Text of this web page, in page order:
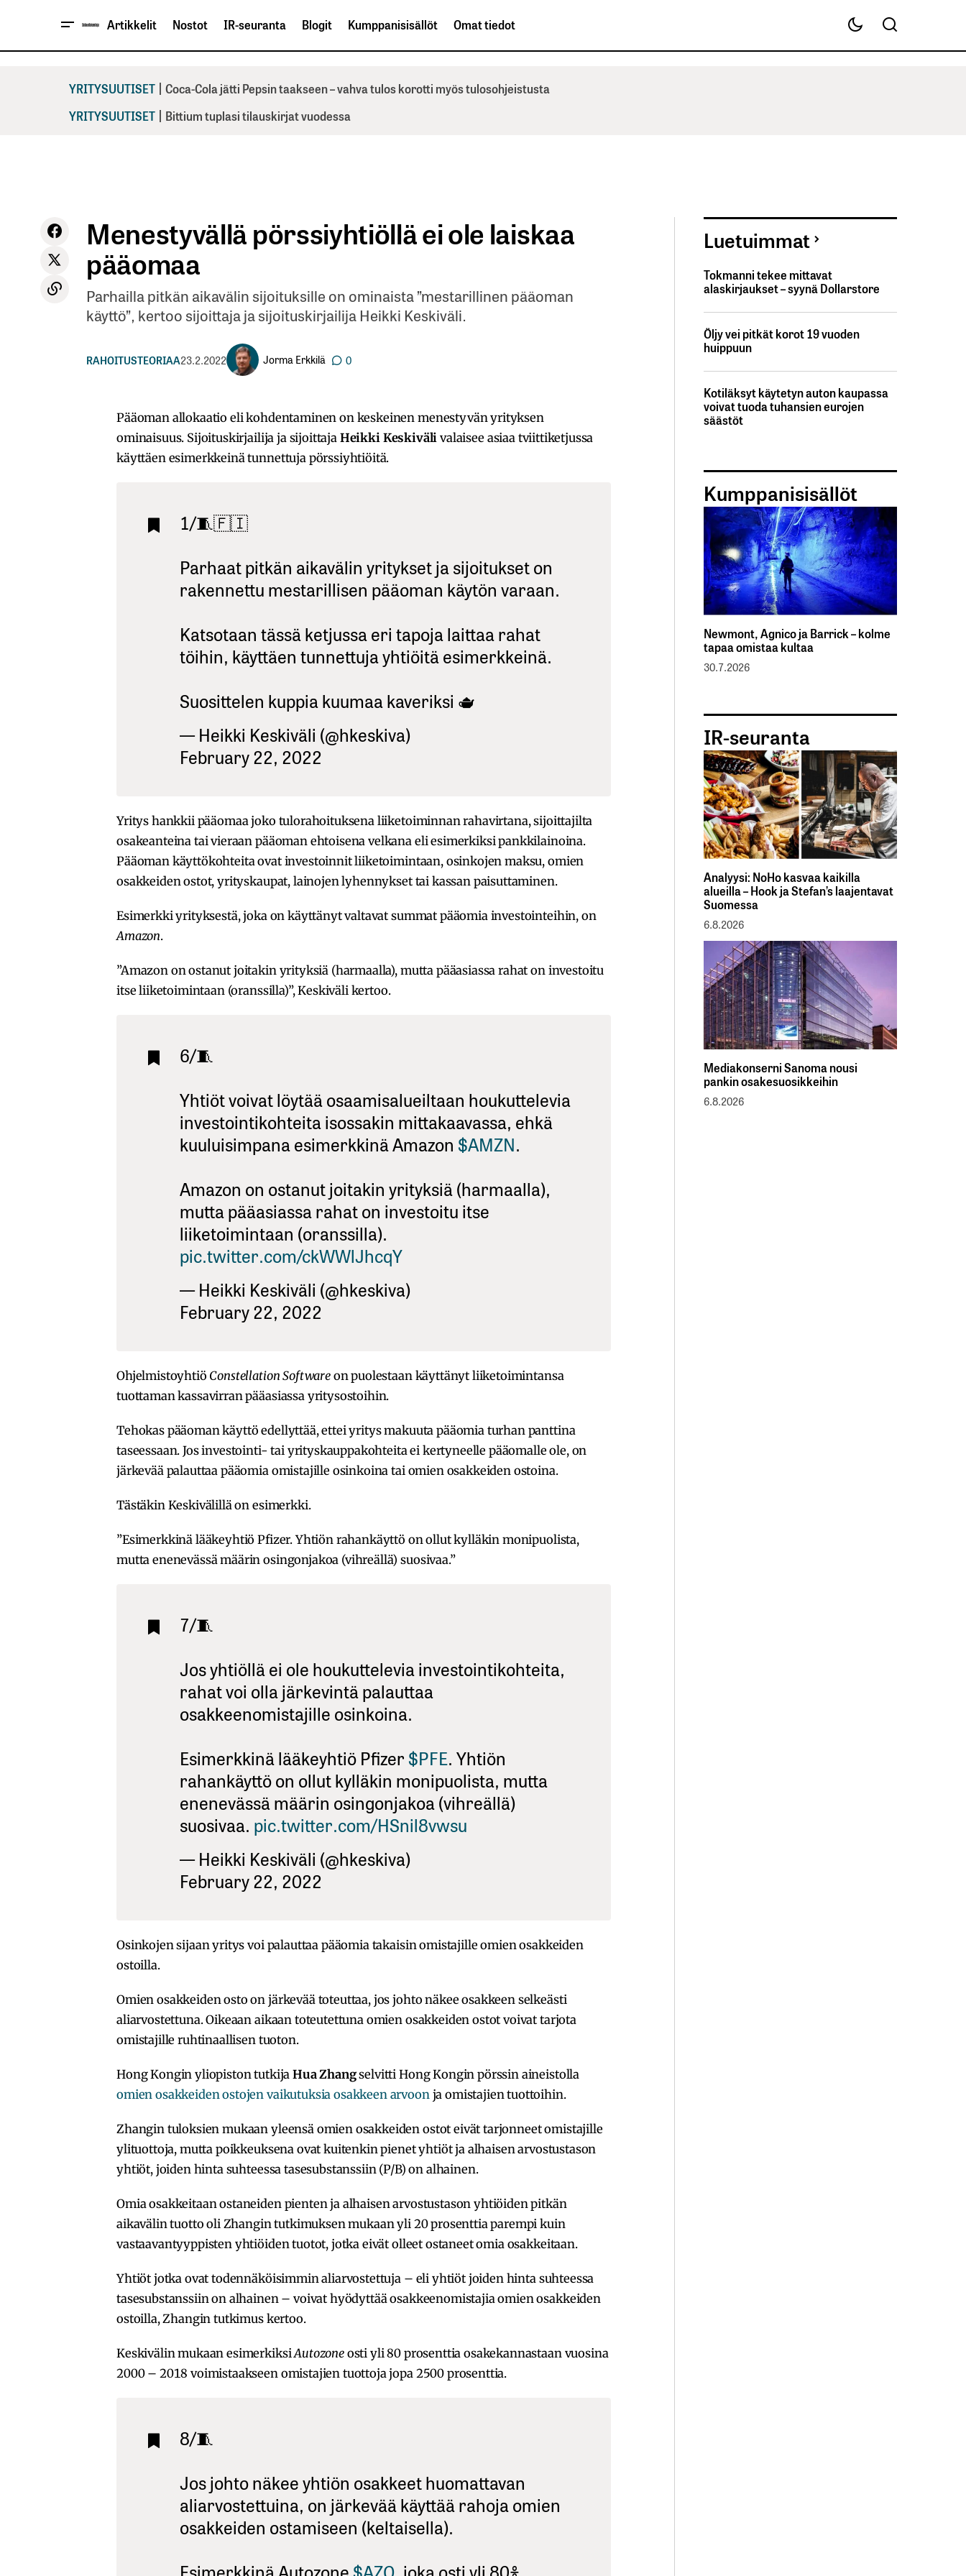
Artikkelit Nostot IR-seuranta Blogit Kumppanisisällöt Omat tiedot
YRITYSUUTISET | Coca-Cola jätti Pepsin taakseen – vahva tulos korotti myös tulosohjeistusta
YRITYSUUTISET | Bittium tuplasi tilauskirjat vuodessa
Menestyvällä pörssiyhtiöllä ei ole laiskaa
pääomaa
Parhailla pitkän aikavälin sijoituksille on ominaista ”mestarillinen pääoman
käyttö”, kertoo sijoittaja ja sijoituskirjailija Heikki Keskiväli.
RAHOITUSTEORIAA23.2.2022 Jorma Erkkilä 0
Pääoman allokaatio eli kohdentaminen on keskeinen menestyvän yrityksen
ominaisuus. Sijoituskirjailija ja sijoittaja Heikki Keskiväli valaisee asiaa tviittiketjussa
käyttäen esimerkkeinä tunnettuja pörssiyhtiöitä.
1/🧵🇫🇮
Parhaat pitkän aikavälin yritykset ja sijoitukset on
rakennettu mestarillisen pääoman käytön varaan.
Katsotaan tässä ketjussa eri tapoja laittaa rahat
töihin, käyttäen tunnettuja yhtiöitä esimerkkeinä.
Suosittelen kuppia kuumaa kaveriksi 🫖
— Heikki Keskiväli (@hkeskiva)
February 22, 2022
Yritys hankkii pääomaa joko tulorahoituksena liiketoiminnan rahavirtana, sijoittajilta
osakeanteina tai vieraan pääoman ehtoisena velkana eli esimerkiksi pankkilainoina.
Pääoman käyttökohteita ovat investoinnit liiketoimintaan, osinkojen maksu, omien
osakkeiden ostot, yrityskaupat, lainojen lyhennykset tai kassan paisuttaminen.
Esimerkki yrityksestä, joka on käyttänyt valtavat summat pääomia investointeihin, on
Amazon.
”Amazon on ostanut joitakin yrityksiä (harmaalla), mutta pääasiassa rahat on investoitu
itse liiketoimintaan (oranssilla)”, Keskiväli kertoo.
6/🧵
Yhtiöt voivat löytää osaamisalueiltaan houkuttelevia
investointikohteita isossakin mittakaavassa, ehkä
kuuluisimpana esimerkkinä Amazon $AMZN.
Amazon on ostanut joitakin yrityksiä (harmaalla),
mutta pääasiassa rahat on investoitu itse
liiketoimintaan (oranssilla).
pic.twitter.com/ckWWlJhcqY
— Heikki Keskiväli (@hkeskiva)
February 22, 2022
Ohjelmistoyhtiö Constellation Softwareon puolestaan käyttänyt liiketoimintansa
tuottaman kassavirran pääasiassa yritysostoihin.
Tehokas pääoman käyttö edellyttää, ettei yritys makuuta pääomia turhan panttina
taseessaan. Jos investointi- tai yrityskauppakohteita ei kertyneelle pääomalle ole, on
järkevää palauttaa pääomia omistajille osinkoina tai omien osakkeiden ostoina.
Tästäkin Keskivälillä on esimerkki.
”Esimerkkinä lääkeyhtiö Pfizer. Yhtiön rahankäyttö on ollut kylläkin monipuolista,
mutta enenevässä määrin osingonjakoa (vihreällä) suosivaa.”
7/🧵
Jos yhtiöllä ei ole houkuttelevia investointikohteita,
rahat voi olla järkevintä palauttaa
osakkeenomistajille osinkoina.
Esimerkkinä lääkeyhtiö Pfizer$PFE. Yhtiön
rahankäyttö on ollut kylläkin monipuolista, mutta
enenevässä määrin osingonjakoa (vihreällä)
suosivaa. pic.twitter.com/HSnil8vwsu
— Heikki Keskiväli (@hkeskiva)
February 22, 2022
Osinkojen sijaan yritys voi palauttaa pääomia takaisin omistajille omien osakkeiden
ostoilla.
Omien osakkeiden osto on järkevää toteuttaa, jos johto näkee osakkeen selkeästi
aliarvostettuna. Oikeaan aikaan toteutettuna omien osakkeiden ostot voivat tarjota
omistajille ruhtinaallisen tuoton.
Hong Kongin yliopiston tutkijaHua Zhangselvitti Hong Kongin pörssin aineistolla
omien osakkeiden ostojen vaikutuksia osakkeen arvoon ja omistajien tuottoihin.
Zhangin tuloksien mukaan yleensä omien osakkeiden ostot eivät tarjonneet omistajille
ylituottoja, mutta poikkeuksena ovat kuitenkin pienet yhtiöt ja alhaisen arvostustason
yhtiöt, joiden hinta suhteessa tasesubstanssiin (P/B) on alhainen.
Omia osakkeitaan ostaneiden pienten ja alhaisen arvostustason yhtiöiden pitkän
aikavälin tuotto oli Zhangin tutkimuksen mukaan yli 20 prosenttia parempi kuin
vastaavantyyppisten yhtiöiden tuotot, jotka eivät olleet ostaneet omia osakkeitaan.
Yhtiöt jotka ovat todennäköisimmin aliarvostettuja – eli yhtiöt joiden hinta suhteessa
tasesubstanssiin on alhainen – voivat hyödyttää osakkeenomistajia omien osakkeiden
ostoilla, Zhangin tutkimus kertoo.
Keskivälin mukaan esimerkiksiAutozoneosti yli 80 prosenttia osakekannastaan vuosina
2000 – 2018 voimistaakseen omistajien tuottoja jopa 2500 prosenttia.
8/🧵
Jos johto näkee yhtiön osakkeet huomattavan
aliarvostettuina, on järkevää käyttää rahoja omien
osakkeiden ostamiseen (keltaisella).
Esimerkkinä Autozone$AZO , joka osti yli 80%
Luetuimmat
Tokmanni tekee mittavat
alaskirjaukset – syynä Dollarstore
Öljy vei pitkät korot 19 vuoden
huippuun
Kotiläksyt käytetyn auton kaupassa
voivat tuoda tuhansien eurojen
säästöt
Kumppanisisällöt
Newmont, Agnico ja Barrick – kolme
tapaa omistaa kultaa
30.7.2026
IR-seuranta
Analyysi: NoHo kasvaa kaikilla
alueilla – Hook ja Stefan’s laajentavat
Suomessa
6.8.2026
Mediakonserni Sanoma nousi
pankin osakesuosikkeihin
6.8.2026